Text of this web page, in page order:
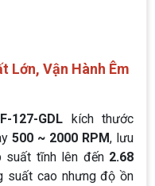
Lớn, Vận Hành Êm
127-GDL kích thước
500 ~ 2000 RPM, lưu
suất tĩnh lên đến 2.68
suất cao nhưng độ ồn